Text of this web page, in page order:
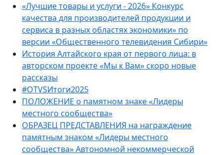
«Лучшие товары и услуги - 2026» Конкурс
качества для производителей продукции и
сервиса в разных областях экономики» по
версии «Общественного телевидения Сибири»
История Алтайского края от первого лица: в
авторском проекте «Мы к Вам» скоро новые
рассказы
#OTVSИтоги2025
ПОЛОЖЕНИЕ о памятном знаке «Лидеры
местного сообщества»
ОБРАЗЕЦ ПРЕДСТАВЛЕНИЯ на награждение
памятным знаком «Лидеры местного
сообщества» Автономной некоммерческой